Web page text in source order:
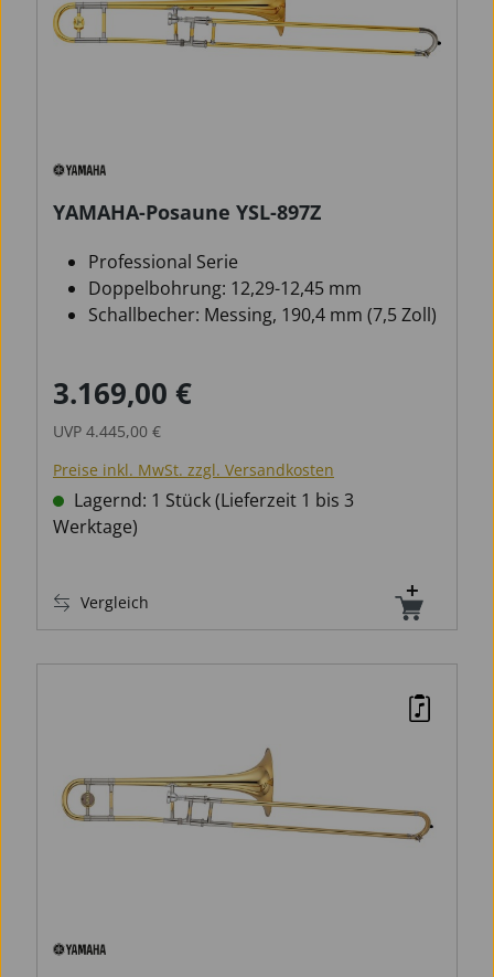
YAMAHA-Posaune YSL-897Z
Professional Serie
Doppelbohrung: 12,29-12,45 mm
Schallbecher: Messing, 190,4 mm (7,5 Zoll)
Verkaufspreis:
3.169,00 €
UVP 4.445,00 €
Preise inkl. MwSt. zzgl. Versandkosten
Lagernd: 1 Stück (Lieferzeit 1 bis 3
Werktage)
Vergleich